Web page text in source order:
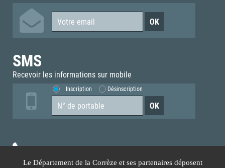
SMS
Recevoir les informations sur mobile
Inscription Désinscription
Le Département de la Corrèze et ses partenaires déposent